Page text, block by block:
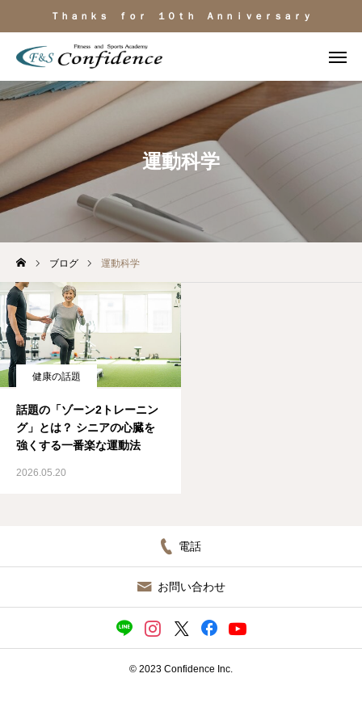
Ｔｈａｎｋｓ ｆｏｒ １０ｔｈ Ａｎｎｉｖｅｒｓａｒｙ
運動科学
ブログ 運動科学
健康の話題
話題の「ゾーン2トレーニン
グ」とは？ シニアの心臓を
強くする一番楽な運動法
2026.05.20
電話
お問い合わせ
© 2023 Confidence Inc.
施設見学 ＬＩＮＥ相談
電話
施設のご紹介
運動目的
トレーナー紹介
アクセス